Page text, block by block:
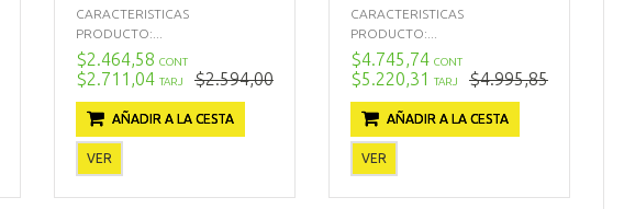
CARACTERISTICAS
PRODUCTO:...
$2.464,58 CONT
$2.711,04 TARJ $2.594,00
AÑADIR A LA CESTA
VER
CARACTERISTICAS
PRODUCTO:...
$4.745,74 CONT
$5.220,31 TARJ $4.995,85
AÑADIR A LA CESTA
VER